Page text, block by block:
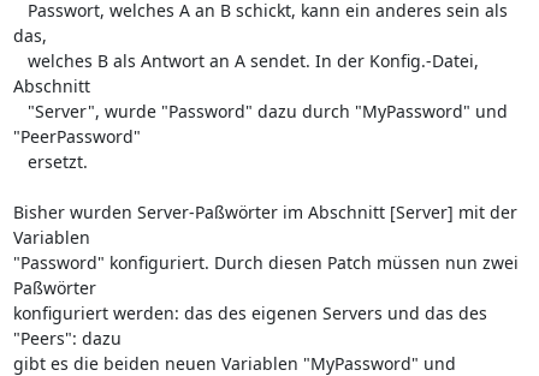
das,
Abschnitt
"PeerPassword"
Bisher wurden Server-Paßwörter im Abschnitt [Server] mit der
Variablen
"Password" konfiguriert. Durch diesen Patch müssen nun zwei
Paßwörter
konfiguriert werden: das des eigenen Servers und das des
"Peers": dazu
gibt es die beiden neuen Variablen "MyPassword" und